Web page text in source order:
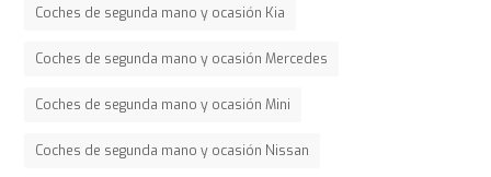
Coches de segunda mano y ocasión Kia
Coches de segunda mano y ocasión Mercedes
Coches de segunda mano y ocasión Mini
Coches de segunda mano y ocasión Nissan